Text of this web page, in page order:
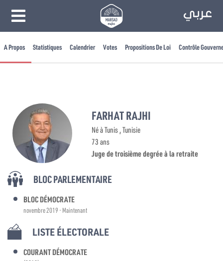
A Propos Statistiques Calendrier Votes Propositions De Loi Contrôle
FARHAT RAJHI
Né à Tunis , Tunisie
73 ans
Juge de troisième degrée à la retraite
BLOC PARLEMENTAIRE
BLOC DÉMOCRATE
novembre 2019 - Maintenant
LISTE ÉLECTORALE
COURANT DÉMOCRATE